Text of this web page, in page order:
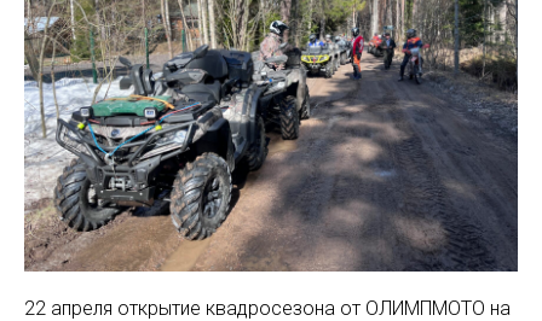
22 апреля открытие квадросезона от ОЛИМПМОТО на